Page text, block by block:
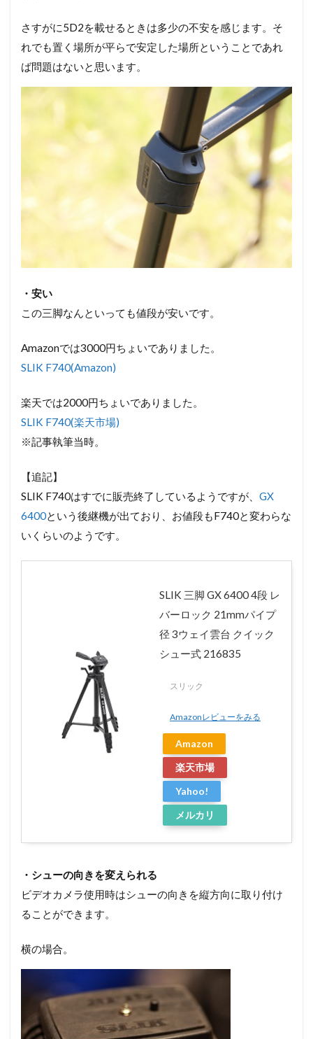
さすがに5D2を載せるときは多少の不安を感じます。そ
れでも置く場所が平らで安定した場所ということであれ
ば問題はないと思います。
・安い
この三脚なんといっても値段が安いです。
Amazonでは3000円ちょいでありました。
SLIK F740(Amazon)
楽天では2000円ちょいでありました。
SLIK F740(楽天市場)
※記事執筆当時。
【追記】
SLIK F740はすでに販売終了しているようですが、 GX
6400という後継機が出ており、お値段もF740と変わらな
いくらいのようです。
SLIK 三脚 GX 6400 4段 レ
バーロック 21mmパイプ
径 3ウェイ雲台 クイック
シュー式 216835
スリック
Amazonレビューをみる
Amazon
楽天市場
Yahoo!
メルカリ
・シューの向きを変えられる
ビデオカメラ使用時はシューの向きを縦方向に取り付け
ることができます。
横の場合。